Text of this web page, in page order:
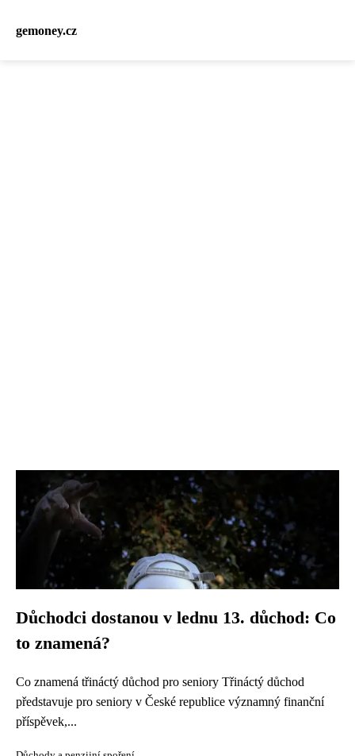
gemoney.cz
Důchodci dostanou v lednu 13. důchod: Co
to znamená?
Co znamená třináctý důchod pro seniory Třináctý důchod
představuje pro seniory v České republice významný finanční
příspěvek,...